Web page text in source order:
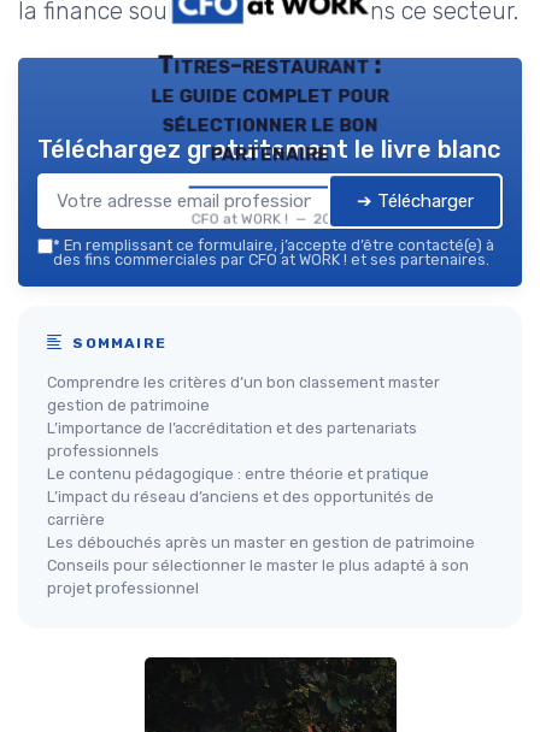
la finance souhaitant évoluer dans ce secteur.
Titres-restaurant :
le guide complet pour
sélectionner le bon
partenaire
CFO at WORK ! — 2026
Téléchargez gratuitement le livre blanc
➔ Télécharger
* En remplissant ce formulaire, j’accepte d’être contacté(e) à
des fins commerciales par CFO at WORK ! et ses partenaires.
SOMMAIRE
Comprendre les critères d’un bon classement master
gestion de patrimoine
L’importance de l’accréditation et des partenariats
professionnels
Le contenu pédagogique : entre théorie et pratique
L’impact du réseau d’anciens et des opportunités de
carrière
Les débouchés après un master en gestion de patrimoine
Conseils pour sélectionner le master le plus adapté à son
projet professionnel